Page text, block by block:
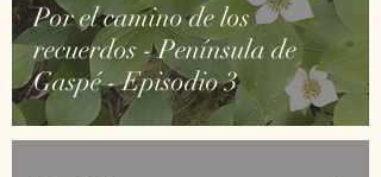
Por el camino de los
recuerdos - Península de
Gaspé - Episodio 3